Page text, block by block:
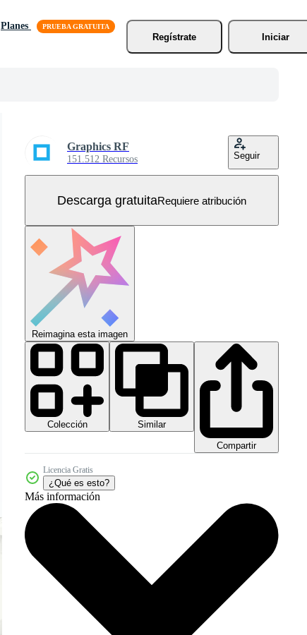
Planes
Regístrate
Iniciar
Graphics RF
151.512 Recursos Seguir
Descarga gratuitaRequiere atribución
Reimagina esta imagen
Colección
Similar
Compartir
Licencia Gratis
¿Qué es esto?
Más información